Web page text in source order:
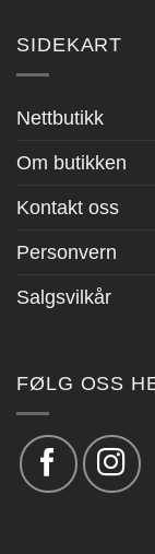
SIDEKART
Nettbutikk
Om butikken
Kontakt oss
Personvern
Salgsvilkår
FØLG OSS